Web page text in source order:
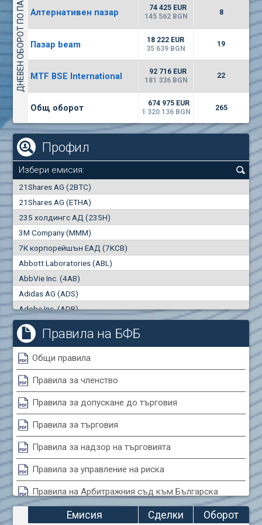
(CHIM) Химимпорт
-1.60% 0 6150
1 2028BGN
3 2400EUR
3368
344226
ДНЕВЕН ОБОРОТ ПО ПАЗАРИ Алтернативен пазар
74 425 EUR
145 562 BGN
8
Пазар beam
18 222 EUR
35 639 BGN
19
MTF BSE International
92 716 EUR
181 336 BGN
22
Общ оборот
674 975 EUR
1 320 136 BGN
265
Профил
Избери емисия:
21Shares AG (2BTC)
21Shares AG (ETHA)
235 холдингс АД (235H)
3M Company (MMM)
7К корпорейшън ЕАД (7KCB)
Abbott Laboratories (ABL)
AbbVie Inc. (4AB)
Adidas AG (ADS)
Adobe Inc. (ADB)
Advanced Micro Devices Inc. (AMD)
Agrana Beteiligungs AG (AGB2)
Air Canada Inc. (ADH2)
Air France (AFR0)
Air Liquide SA (AIL)
Airbus SE (AIR)
Aixtron SE (AIXA)
Algonquin Power & Utilities Corp (751)
Alibaba Group Holding Ltd. (AHLA)
Allianz SE (ALV)
Alphabet Inc. (ABEA)
Alphabet Inc. (ABEC)
Altria Group Inc. (PHM7)
Amazon.com Inc. (AMZ)
0000
0.000
Най-добра
"купува"
0
Най-добра
0
Сделки
0
Оборот (евро)
0
Правила на БФБ
Общи правила
Правила за членство
Правила за допускане до търговия
Правила за търговия
Правила за надзор на търговията
Правила за управление на риска
Правила на Арбитражния съд към Българска
фондова борса
Емисия Сделки
Оборот